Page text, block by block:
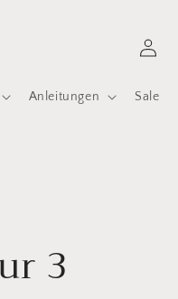
Anleitungen Sale
Einloggen
3